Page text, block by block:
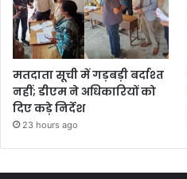
मतदाता सूची में गड़बड़ी बर्दाश्त
नहीं; डीएम ने अधिकारियों को
दिए कड़े निर्देश
23 hours ago